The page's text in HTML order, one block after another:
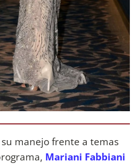
manejo frente a temas
Mariani Fabbiani